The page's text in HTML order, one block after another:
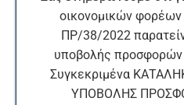
οικονομικών φορέων
ΠΡ/38/2022
υποβολής προσφορών
Συγκεκριμένα
ΥΠΟΒΟΛΗΣ